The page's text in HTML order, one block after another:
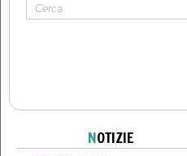
NOTIZIE